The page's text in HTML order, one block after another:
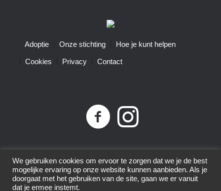
Adoptie Onze stichting Hoe je kunt helpen
Cookies Privacy Contact
Privacybeleid
| Little Tigers | KvK-nummer 68761074 |
ANBI-nummer 8575.80.152 | © 2015-2025 | All Rights
Reserved
We gebruiken cookies om ervoor te zorgen dat we je de best
mogelijke ervaring op onze website kunnen aanbieden. Als je
doorgaat met het gebruiken van de site, gaan we er vanuit
dat je ermee instemt.